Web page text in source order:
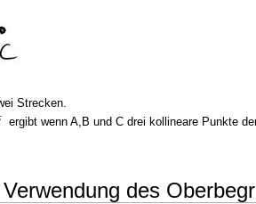
Strecken.
ergibt wenn A,B und C drei kollineare Punkte
des